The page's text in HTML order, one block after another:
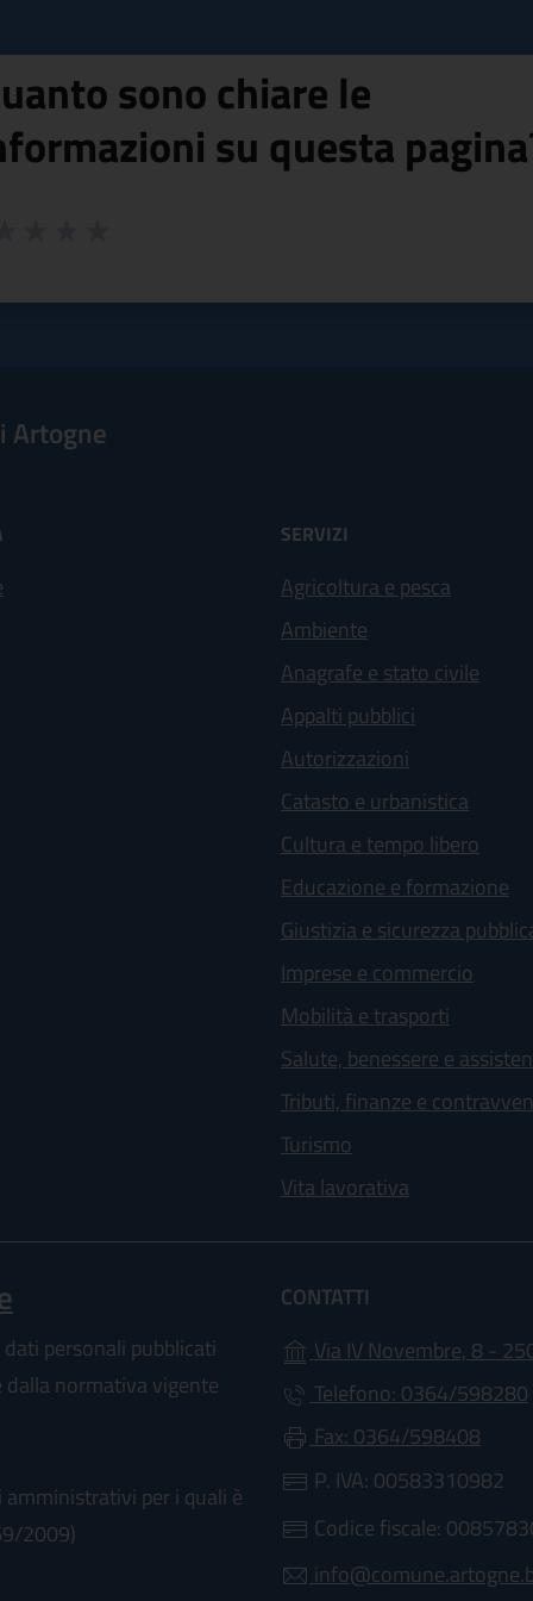
sono chiare le
su questa
Artogne
SERVIZI
Agricoltura e pesca
Ambiente
Anagrafe e stato civile
Appalti pubblici
Autorizzazioni
Catasto e urbanistica
Cultura e tempo libero
Educazione e formazione
Giustizia e sicurezza
Imprese e commercio
Mobilità e trasporti
Salute, benessere e
Tributi, finanze e
Turismo
Vita lavorativa
personali pubblicati
normativa vigente
per i quali è
2009)
CONTATTI
Via IV Novembre, 8 -
Telefono: 0364/598280
Fax: 0364/598408
P. IVA: 00583310982
Codice fiscale: